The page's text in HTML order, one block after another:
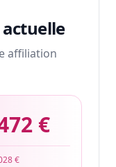
affiliation
€
€